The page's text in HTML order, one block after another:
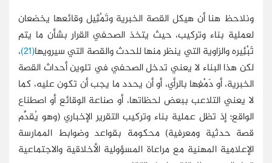
ونلاحظ هنا أن هيكل القصة الخبرية وتَمْثِيل وقائعها يخضعان
لعملية بناء وتركيب، حيث يتخذ الصحفي القرار بشأن ما يتم
تَبْئِيره والزاوية التي ينظر منها للحدث والقصة التي سيرويها(21)
،
لكن هذا البناء لا يعني تدخل الصحفي في تلوين أحداث القصة
الخبرية، أو دَمْغِها بالرأي، أو أن يحدد ما يجب أن تكون عليه، كما
لا يعني التلاعب ببعض لحظاتها، أو صناعة الوقائع أو اصطناع
الواقع؛ إذ تظل عملية بناء وتركيب التقرير الإخباري (وهو يُقدِّم
قصة حدثية ومعرفية) محكومة بقواعد وضوابط الممارسة
الإعلامية المهنية مع مراعاة المسؤولية الأخلاقية والاجتماعية